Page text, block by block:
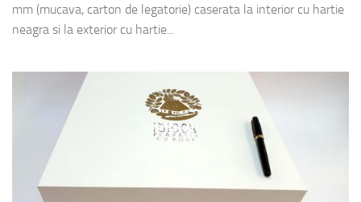
mm (mucava, carton de legatorie) caserata la interior cu hartie
neagra si la exterior cu hartie...